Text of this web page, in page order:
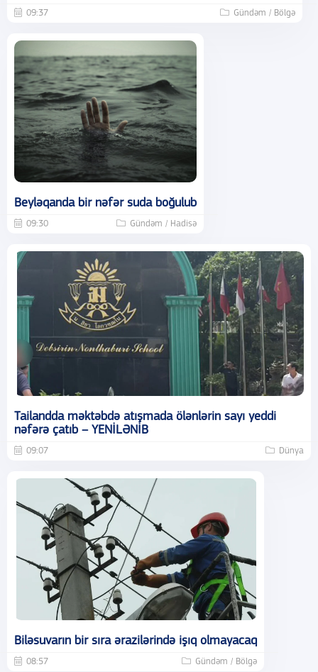
09:37 Gündəm / Bölgə
Beyləqanda bir nəfər suda boğulub
09:30 Gündəm / Hadisə
Tailandda məktəbdə atışmada ölənlərin sayı yeddi
nəfərə çatıb – YENİLƏNİB
09:07 Dünya
Biləsuvarın bir sıra ərazilərində işıq olmayacaq
08:57 Gündəm / Bölgə